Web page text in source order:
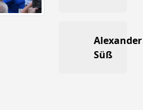
Alexander
Süß